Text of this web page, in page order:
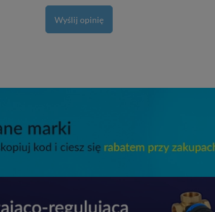
Wyślij opinię